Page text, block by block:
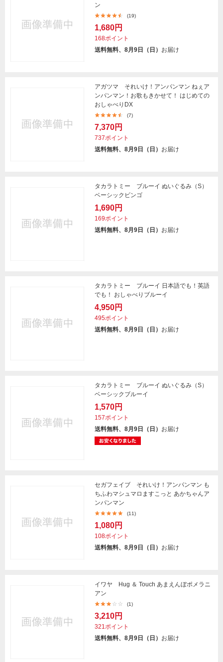
ン
(19)
1,680円
168ポイント
送料無料、8月9日（日） お届け
アガツマ それいけ！アンパンマン ねぇア
ンパンマン！お歌もきかせて！ はじめての
おしゃべりDX
(7)
7,370円
737ポイント
送料無料、8月9日（日） お届け
タカラトミー ブルーイ ぬいぐるみ（S）
ベーシックビンゴ
1,690円
169ポイント
送料無料、8月9日（日） お届け
タカラトミー ブルーイ 日本語でも！英語
でも！ おしゃべりブルーイ
4,950円
495ポイント
送料無料、8月9日（日） お届け
タカラトミー ブルーイ ぬいぐるみ（S）
ベーシックブルーイ
1,570円
157ポイント
送料無料、8月9日（日） お届け
セガフェイブ それいけ！アンパンマン も
ちふわマシュマロますこっと あかちゃんア
ンパンマン
(11)
1,080円
108ポイント
送料無料、8月9日（日） お届け
イワヤ Hug ＆ Touch あまえんぼポメラニ
アン
(1)
3,210円
321ポイント
送料無料、8月9日（日） お届け